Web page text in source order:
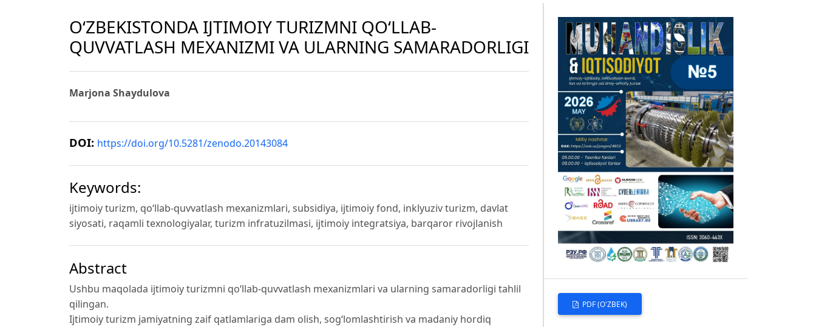
OʻZBEKISTONDA IJTIMOIY TURIZMNI QOʻLLAB-
QUVVATLASH MEXANIZMI VA ULARNING SAMARADORLIGI
Marjona Shaydulova
DOI: https://doi.org/10.5281/zenodo.20143084
Keywords:
ijtimoiy turizm, qo‘llab-quvvatlash mexanizmlari, subsidiya, ijtimoiy fond, inklyuziv turizm, davlat
siyosati, raqamli texnologiyalar, turizm infratuzilmasi, ijtimoiy integratsiya, barqaror rivojlanish
Abstract
Ushbu maqolada ijtimoiy turizmni qo‘llab-quvvatlash mexanizmlari va ularning samaradorligi tahlil
qilingan.
Ijtimoiy turizm jamiyatning zaif qatlamlariga dam olish, sog‘lomlashtirish va madaniy hordiq
PDF (O'ZBEK)